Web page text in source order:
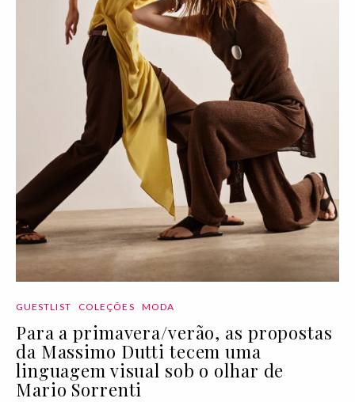
GUESTLIST COLEÇÕES MODA
Para a primavera/verão, as propostas
da Massimo Dutti tecem uma
linguagem visual sob o olhar de
Mario Sorrenti